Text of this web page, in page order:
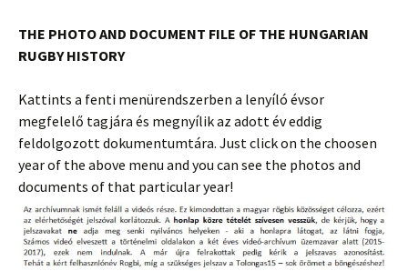
THE PHOTO AND DOCUMENT FILE OF THE HUNGARIAN
RUGBY HISTORY
Kattints a fenti menürendszerben a lenyíló évsor
megfelelő tagjára és megnyílik az adott év eddig
feldolgozott dokumentumtára. Just click on the choosen
year of the above menu and you can see the photos and
documents of that particular year!